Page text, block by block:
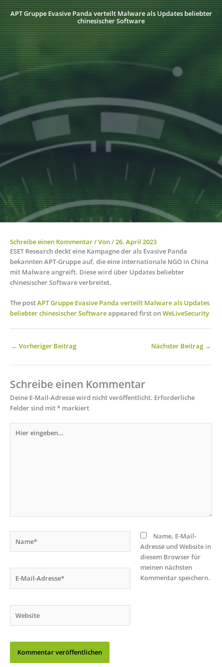
APT Gruppe Evasive Panda verteilt Malware als Updates beliebter
chinesischer Software
Schreibe einen Kommentar/ Von/26. April 2023
ESET Research deckt eine Kampagne der als Evasive Panda
bekannten APT-Gruppe auf, die eine internationale NGO in China
mit Malware angreift. Diese wird über Updates beliebter
chinesischer Software verbreitet.
The postAPT Gruppe Evasive Panda verteilt Malware als Updates
beliebter chinesischer Softwareappeared first onWeLiveSecurity
← Vorheriger Beitrag Nächster Beitrag →
Schreibe einen Kommentar
Deine E-Mail-Adresse wird nicht veröffentlicht. Erforderliche
Felder sind mit* markiert
eingeben…
Mail-
Name, E-Mail-
Adresse und Website in
diesem Browser für
meinen nächsten
Kommentar speichern.